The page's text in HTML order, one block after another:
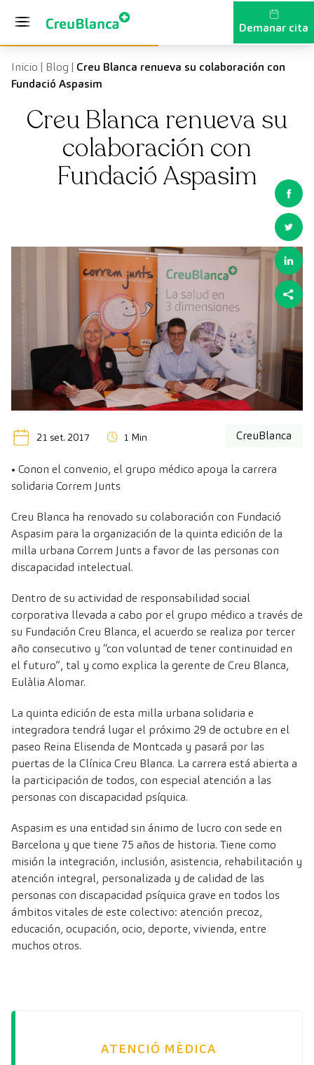
Demanar cita
Inicio | Blog | Creu Blanca renueva su colaboración con
Fundació Aspasim
Creu Blanca renueva su
colaboración con
Fundació Aspasim
21 set. 2017 1 Min CreuBlanca
• Conon el convenio, el grupo médico apoya la carrera
solidaria Correm Junts
Creu Blanca ha renovado su colaboración con Fundació
Aspasim para la organización de la quinta edición de la
milla urbana Correm Junts a favor de las personas con
discapacidad intelectual.
Dentro de su actividad de responsabilidad social
corporativa llevada a cabo por el grupo médico a través de
su Fundación Creu Blanca, el acuerdo se realiza por tercer
año consecutivo y “con voluntad de tener continuidad en
el futuro”, tal y como explica la gerente de Creu Blanca,
Eulàlia Alomar.
La quinta edición de esta milla urbana solidaria e
integradora tendrá lugar el próximo 29 de octubre en el
paseo Reina Elisenda de Montcada y pasará por las
puertas de la Clínica Creu Blanca. La carrera está abierta a
la participación de todos, con especial atención a las
personas con discapacidad psíquica.
Aspasim es una entidad sin ánimo de lucro con sede en
Barcelona y que tiene 75 años de historia. Tiene como
misión la integración, inclusión, asistencia, rehabilitación y
atención integral, personalizada y de calidad de las
personas con discapacidad psíquica grave en todos los
ámbitos vitales de este colectivo: atención precoz,
educación, ocupación, ocio, deporte, vivienda, entre
muchos otros.
ATENCIÓ MÈDICA